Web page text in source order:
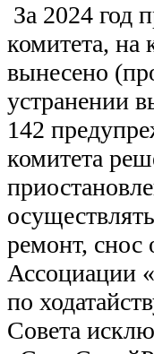
За 2024 год
комитета, на
вынесено
устранении
142
комитета
ремонт, снос
Ассоциации
по
Совета